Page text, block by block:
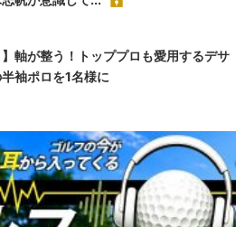
】軸が整う！トッププロも愛用するデサ
袖ポロを1名様に